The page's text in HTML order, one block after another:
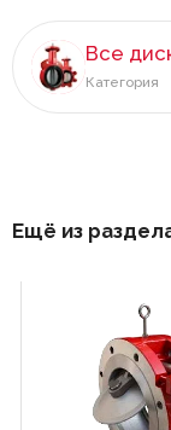
Все
Категория
Ещё из